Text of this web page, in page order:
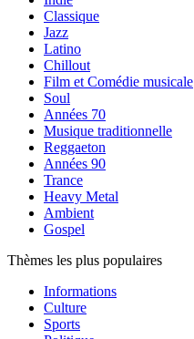
Classique
Jazz
Latino
Chillout
Film et Comédie musicale
Soul
Années 70
Musique traditionnelle
Reggaeton
Années 90
Trance
Heavy Metal
Ambient
Gospel
Thèmes les plus populaires
Informations
Culture
Sports